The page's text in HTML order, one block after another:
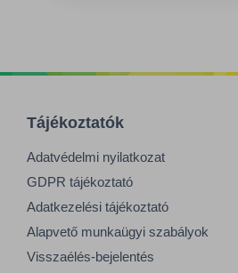
Tájékoztatók
Adatvédelmi nyilatkozat
GDPR tájékoztató
Adatkezelési tájékoztató
Alapvető munkaügyi szabályok
Visszaélés-bejelentés